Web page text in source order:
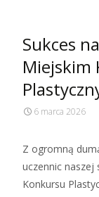
Sukces
Miejskim
6 marca 2026
Z ogromną
uczennic naszej
Konkursu